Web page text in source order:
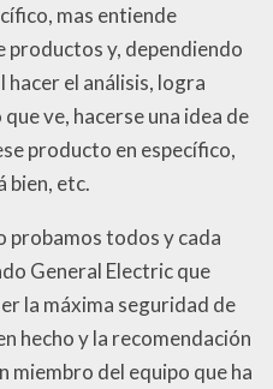
mas entiende
productos y, dependiendo
hacer el análisis, logra
ve, hacerse una idea de
producto en específico,
bien, etc.
probamos todos y cada
General Electric que
la máxima seguridad de
hecho y la recomendación
miembro del equipo que ha